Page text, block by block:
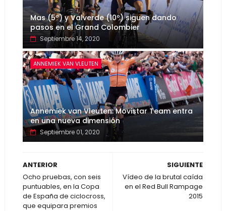
Mas (5º) y Valverde (10º) siguen dando
pasos en el Grand Colombier
Septiembre 14, 2020
ANNEMIEK VAN VLEUTEN
Annemiek van Vleuten: Movistar Team entra
en una nueva dimensión
Septiembre 01, 2020
SIGUIENTE
Vídeo de la brutal caída
en el Red Bull Rampage
2015
ANTERIOR
Ocho pruebas, con seis
puntuables, en la Copa
de España de ciclocross,
que equipara premios